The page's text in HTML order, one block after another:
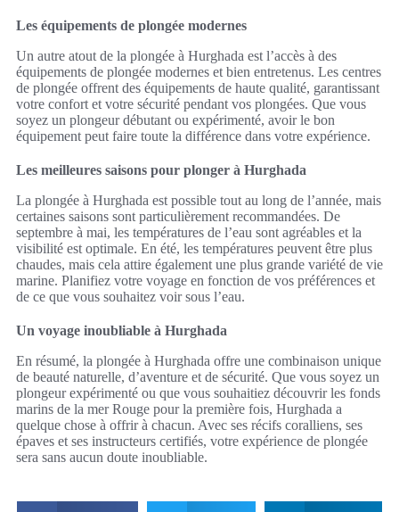
Les équipements de plongée modernes
Un autre atout de la plongée à Hurghada est l’accès à des
équipements de plongée modernes et bien entretenus. Les centres
de plongée offrent des équipements de haute qualité, garantissant
votre confort et votre sécurité pendant vos plongées. Que vous
soyez un plongeur débutant ou expérimenté, avoir le bon
équipement peut faire toute la différence dans votre expérience.
Les meilleures saisons pour plonger à Hurghada
La plongée à Hurghada est possible tout au long de l’année, mais
certaines saisons sont particulièrement recommandées. De
septembre à mai, les températures de l’eau sont agréables et la
visibilité est optimale. En été, les températures peuvent être plus
chaudes, mais cela attire également une plus grande variété de vie
marine. Planifiez votre voyage en fonction de vos préférences et
de ce que vous souhaitez voir sous l’eau.
Un voyage inoubliable à Hurghada
En résumé, la plongée à Hurghada offre une combinaison unique
de beauté naturelle, d’aventure et de sécurité. Que vous soyez un
plongeur expérimenté ou que vous souhaitiez découvrir les fonds
marins de la mer Rouge pour la première fois, Hurghada a
quelque chose à offrir à chacun. Avec ses récifs coralliens, ses
épaves et ses instructeurs certifiés, votre expérience de plongée
sera sans aucun doute inoubliable.